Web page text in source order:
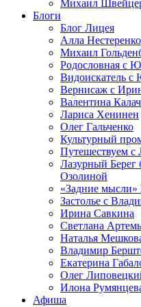
Михаил
Блоги
Блог Лицея
Алла Нестеренко
Михаил
Родословная с
Видоискатель
Вернисаж с
Валентина
Лариса Хенинен
Олег Гальченко
Культурный
Путешествуем
Лазурный Берег
Озолиной
«Задние
Застолье с
Ирина Савкина
Светлана
Наталья
Владимир
Екатерина
Олег
Илона
Афиша